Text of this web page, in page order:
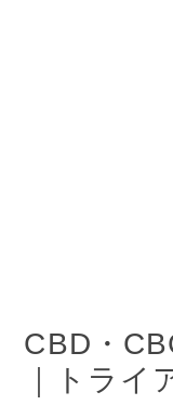
CBD・
｜トライ